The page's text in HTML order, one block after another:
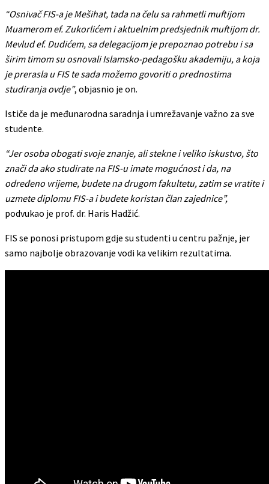
“Osnivač FIS-a je Mešihat, tada na čelu sa rahmetli muftijom
Muamerom ef. Zukorlićem i aktuelnim predsjednik muftijom dr.
Mevlud ef. Dudićem, sa delegacijom je prepoznao potrebu i sa
širim timom su osnovali Islamsko-pedagošku akademiju, a koja
je prerasla u FIS te sada možemo govoriti o prednostima
studiranja ovdje”, objasnio je on.
Ističe da je međunarodna saradnja i umrežavanje važno za sve
studente.
“Jer osoba obogati svoje znanje, ali stekne i veliko iskustvo, što
znači da ako studirate na FIS-u imate mogućnost i da, na
određeno vrijeme, budete na drugom fakultetu, zatim se vratite i
uzmete diplomu FIS-a i budete koristan član zajednice”,
podvukao je prof. dr. Haris Hadžić.
FIS se ponosi pristupom gdje su studenti u centru pažnje, jer
samo najbolje obrazovanje vodi ka velikim rezultatima.